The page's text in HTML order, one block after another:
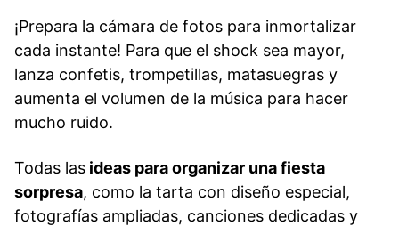
¡Prepara la cámara de fotos para inmortalizar
cada instante! Para que el shock sea mayor,
lanza confetis, trompetillas, matasuegras y
aumenta el volumen de la música para hacer
mucho ruido.
Todas las ideas para organizar una fiesta
sorpresa, como la tarta con diseño especial,
fotografías ampliadas, canciones dedicadas y